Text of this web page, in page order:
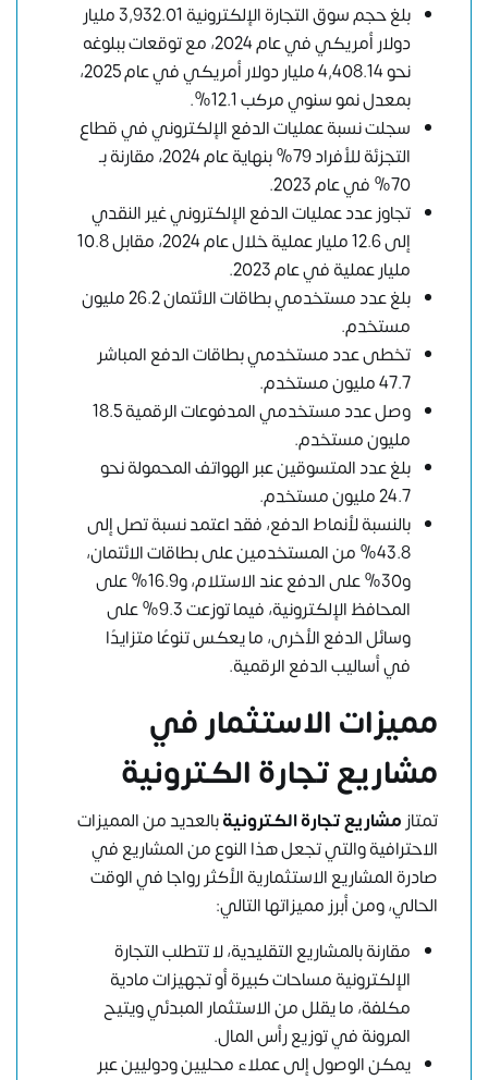
بلغ حجم سوق التجارة الإلكترونية 3,932.01 مليار
دولار أمريكي في عام 2024، مع توقعات ببلوغه
نحو 4,408.14 مليار دولار أمريكي في عام 2025،
بمعدل نمو سنوي مركب 12.1%.
سجلت نسبة عمليات الدفع الإلكتروني في قطاع
التجزئة للأفراد 79% بنهاية عام 2024، مقارنة بـ
70% في عام 2023.
تجاوز عدد عمليات الدفع الإلكتروني غير النقدي
إلى 12.6 مليار عملية خلال عام 2024، مقابل 10.8
مليار عملية في عام 2023.
بلغ عدد مستخدمي بطاقات الائتمان 26.2 مليون
مستخدم.
تخطى عدد مستخدمي بطاقات الدفع المباشر
47.7 مليون مستخدم.
وصل عدد مستخدمي المدفوعات الرقمية 18.5
مليون مستخدم.
بلغ عدد المتسوقين عبر الهواتف المحمولة نحو
24.7 مليون مستخدم.
بالنسبة لأنماط الدفع، فقد اعتمد نسبة تصل إلى
43.8% من المستخدمين على بطاقات الائتمان،
و30% على الدفع عند الاستلام، و16.9% على
المحافظ الإلكترونية، فيما توزعت 9.3% على
وسائل الدفع الأخرى، ما يعكس تنوعًا متزايدًا
في أساليب الدفع الرقمية.
مميزات الاستثمار في
مشاريع تجارة الكترونية
تمتازمشاريع تجارة الكترونيةبالعديد من المميزات
الاحترافية والتي تجعل هذا النوع من المشاريع في
صادرة المشاريع الاستثمارية الأكثر رواجا في الوقت
الحالي، ومن أبرز مميزاتها التالي:
مقارنة بالمشاريع التقليدية، لا تتطلب التجارة
الإلكترونية مساحات كبيرة أو تجهيزات مادية
مكلفة، ما يقلل من الاستثمار المبدئي ويتيح
المرونة في توزيع رأس المال.
يمكن الوصول إلى عملاء محليين ودوليين عبر